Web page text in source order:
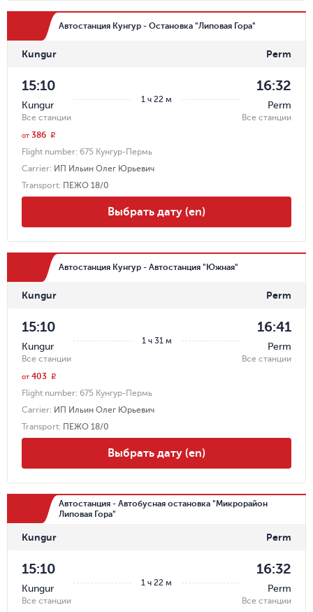
Автостанция Кунгур - Остановка "Липовая Гора"
Kungur Perm
1 ч 22 м
15:10
Kungur
Все станции
16:32
Perm
Все станции
Flight number: 675 Кунгур-Пермь
Carrier: ИП Ильин Олег Юрьевич
Transport: ПЕЖО 18/0
от 386 r
Выбрать дату (en)
Автостанция Кунгур - Автостанция "Южная"
Kungur Perm
1 ч 31 м
15:10
Kungur
Все станции
16:41
Perm
Все станции
Flight number: 675 Кунгур-Пермь
Carrier: ИП Ильин Олег Юрьевич
Transport: ПЕЖО 18/0
от 403 r
Выбрать дату (en)
Автостанция - Автобусная остановка "Микрорайон
Липовая Гора"
Kungur Perm
1 ч 22 м
15:10
Kungur
Все станции
16:32
Perm
Все станции